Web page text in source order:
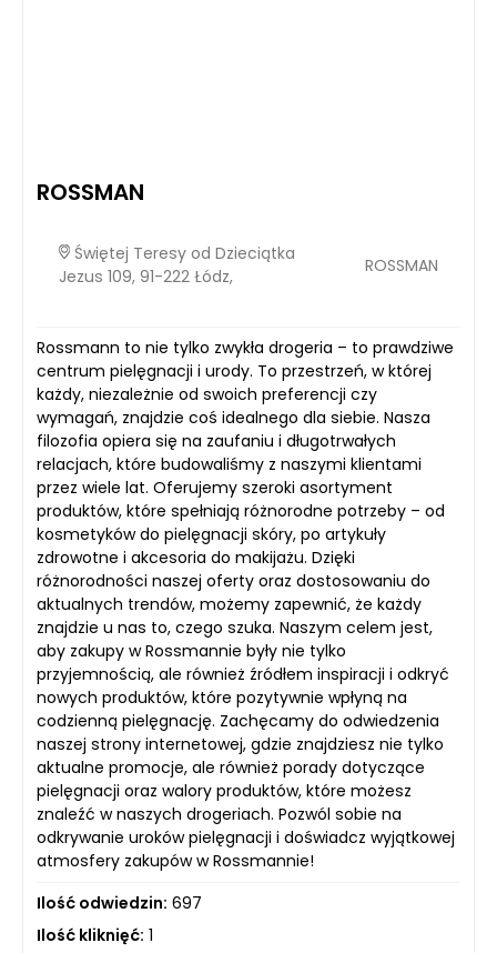
ROSSMAN
Świętej Teresy od Dzieciątka
Jezus 109, 91-222 Łódz,
ROSSMAN
Rossmann to nie tylko zwykła drogeria – to prawdziwe
centrum pielęgnacji i urody. To przestrzeń, w której
każdy, niezależnie od swoich preferencji czy
wymagań, znajdzie coś idealnego dla siebie. Nasza
filozofia opiera się na zaufaniu i długotrwałych
relacjach, które budowaliśmy z naszymi klientami
przez wiele lat. Oferujemy szeroki asortyment
produktów, które spełniają różnorodne potrzeby – od
kosmetyków do pielęgnacji skóry, po artykuły
zdrowotne i akcesoria do makijażu. Dzięki
różnorodności naszej oferty oraz dostosowaniu do
aktualnych trendów, możemy zapewnić, że każdy
znajdzie u nas to, czego szuka. Naszym celem jest,
aby zakupy w Rossmannie były nie tylko
przyjemnością, ale również źródłem inspiracji i odkryć
nowych produktów, które pozytywnie wpłyną na
codzienną pielęgnację. Zachęcamy do odwiedzenia
naszej strony internetowej, gdzie znajdziesz nie tylko
aktualne promocje, ale również porady dotyczące
pielęgnacji oraz walory produktów, które możesz
znaleźć w naszych drogeriach. Pozwól sobie na
odkrywanie uroków pielęgnacji i doświadcz wyjątkowej
atmosfery zakupów w Rossmannie!
Ilość odwiedzin: 697
Ilość kliknięć: 1